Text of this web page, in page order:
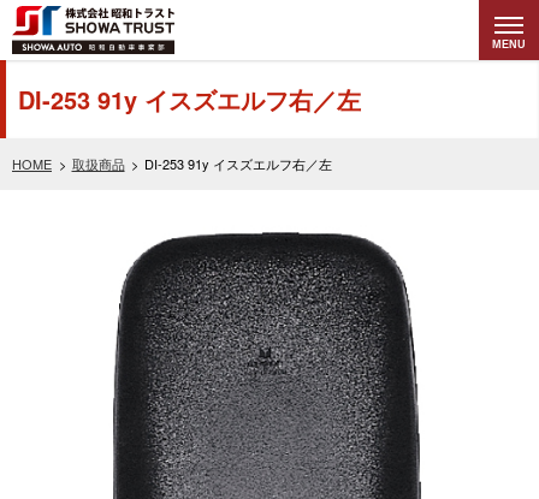
株式会社昭和トラ
スト (SHOWA
車事業部
MENU
HOME 取扱商品 DI-253 91y イスズエルフ右／左
DI-253 91y イスズエルフ右／左